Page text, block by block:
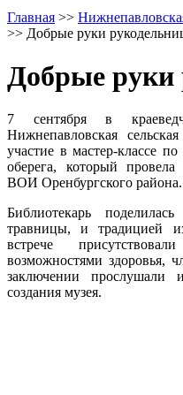
Главная >>
>> Добрые руки
Добрые руки
7 сентября в
Нижнепавловская
участие в мастер-классе
оберега, который
ВОИ Оренбургского района.
Библиотекарь
травницы, и традицией
встрече
возможностями здоровья,
заключении прослушали
создания музея.